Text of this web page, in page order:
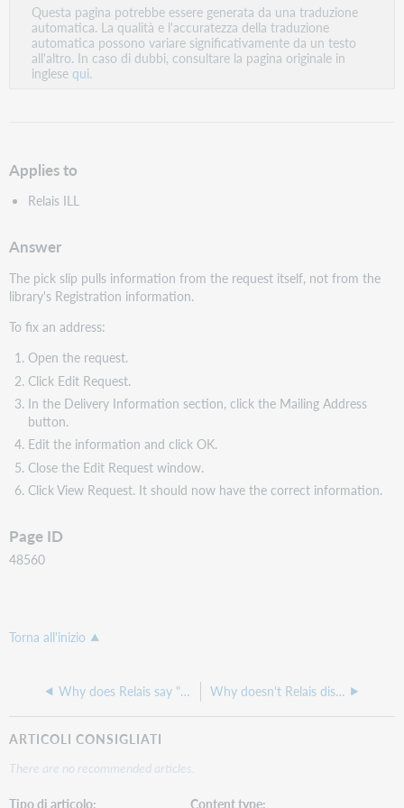
come
PDF
Questa pagina potrebbe essere generata da una traduzione
automatica. La qualità e l'accuratezza della traduzione
automatica possono variare significativamente da un testo
all'altro. In caso di dubbi, consultare la pagina originale in
inglesequi.
Applies to
Relais ILL
Answer
The pick slip pulls information from the request itself, not from the
library's Registration information.
To fix an address:
Open the request.
Click Edit Request.
In the Delivery Information section, click the Mailing Address
button.
Edit the information and click OK.
Close the Edit Request window.
Click View Request. It should now have the correct information.
Page ID
48560
Torna all'inizio
Why does Relais say "HTML tags" are not allowed when I'm trying to enter notes? Why doesn't Relais display an option to Renew a request?
ARTICOLI CONSIGLIATI
There are no recommended articles.
Tipo di articolo
Content type